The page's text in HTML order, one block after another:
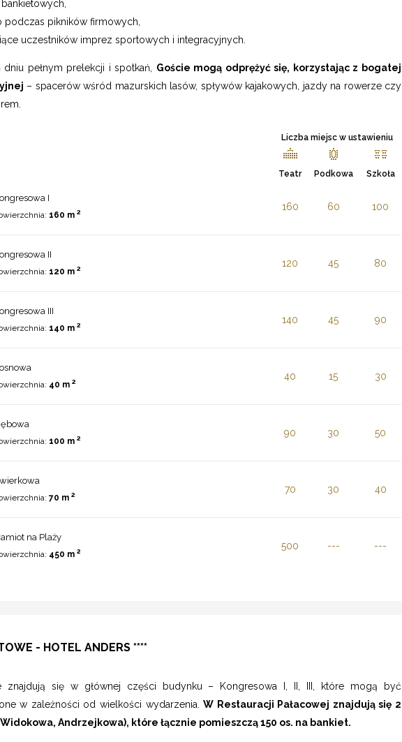
podczas pikników firmowych,
uczestników imprez sportowych i integracyjnych.
pełnym prelekcji i spotkań, Goście mogą odprężyć się, korzystając z bogatej
– spacerów wśród mazurskich lasów, spływów kajakowych, jazdy na rowerze czy
Liczba miejsc w ustawieniu
Teatr Podkowa Szkoła
I
160 m 2 160 60 100
II
120 m 2 120 45 80
III
140 m 2 140 45 90
40 m 2 40 15 30
100 m 2 90 30 50
70 m 2 70 30 40
na Plaży
450 m 2 500 --- ---
- HOTEL ANDERS ****
znajdują się w głównej części budynku – Kongresowa I, II, III, które mogą być
w zależności od wielkości wydarzenia.W Restauracji Pałacowej znajdują się 2
Andrzejkowa), które łącznie pomieszczą 150 os. na bankiet.